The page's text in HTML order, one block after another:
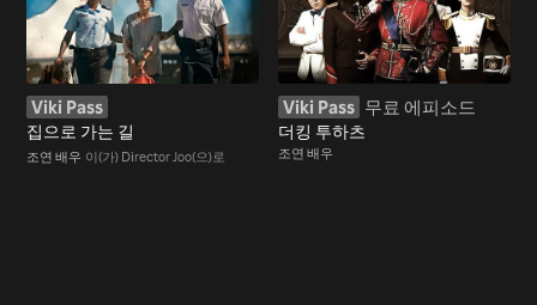
Viki Pass
집으로 가는 길
조연 배우 이(가) Director Joo(으)로
Viki Pass 무료 에피소드
더킹 투하츠
조연 배우